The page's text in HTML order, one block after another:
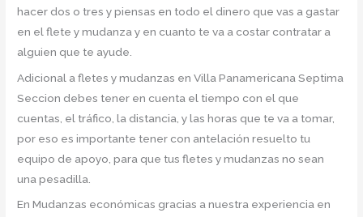
hacer dos o tres y piensas en todo el dinero que vas a gastar
en el flete y mudanza y en cuanto te va a costar contratar a
alguien que te ayude.
Adicional a fletes y mudanzas en Villa Panamericana Septima
Seccion debes tener en cuenta el tiempo con el que
cuentas, el tráfico, la distancia, y las horas que te va a tomar,
por eso es importante tener con antelación resuelto tu
equipo de apoyo, para que tus fletes y mudanzas no sean
una pesadilla.
En Mudanzas económicas gracias a nuestra experiencia en